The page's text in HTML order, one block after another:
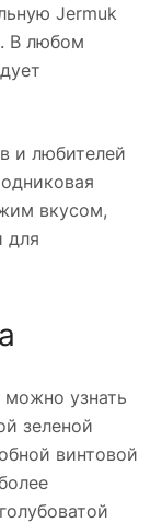
Jermuk
В любом
и любителей
вкусом,
для
узнать
зеленой
винтовой